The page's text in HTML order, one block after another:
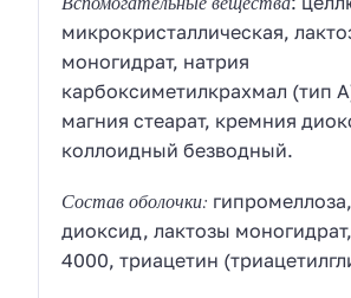
микрокристаллическая,
моногидрат, натрия
карбоксиметилкрахмал (тип
магния стеарат, кремния
коллоидный безводный.
Состав оболочки:
диоксид, лактозы
4000, триацетин